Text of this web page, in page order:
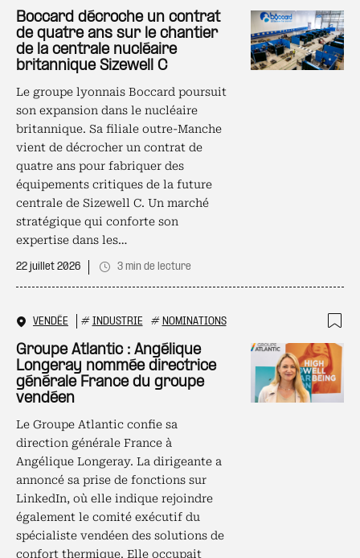
Boccard décroche un contrat
de quatre ans sur le chantier
de la centrale nucléaire
britannique Sizewell C
Le groupe lyonnais Boccard poursuit
son expansion dans le nucléaire
britannique. Sa filiale outre-Manche
vient de décrocher un contrat de
quatre ans pour fabriquer des
équipements critiques de la future
centrale de Sizewell C. Un marché
stratégique qui conforte son
expertise dans les…
22 juillet 2026 3 min de lecture
VENDÉE # INDUSTRIE # NOMINATIONS
Groupe Atlantic : Angélique
Longeray nommée directrice
générale France du groupe
vendéen
Le Groupe Atlantic confie sa
direction générale France à
Angélique Longeray. La dirigeante a
annoncé sa prise de fonctions sur
LinkedIn, où elle indique rejoindre
également le comité exécutif du
spécialiste vendéen des solutions de
confort thermique. Elle occupait